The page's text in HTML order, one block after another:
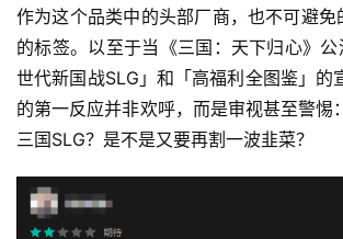
作为这个品类中的头部厂商，也不可避免
的标签。以至于当《三国：天下归心》
世代新国战SLG」和「高福利全图鉴」的
的第一反应并非欢呼，而是审视甚至警惕
三国SLG？是不是又要再割一波韭菜？